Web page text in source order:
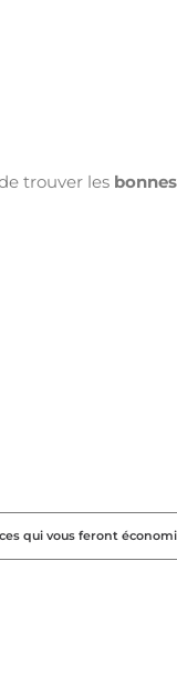
trouver les bonnes
qui vous feront